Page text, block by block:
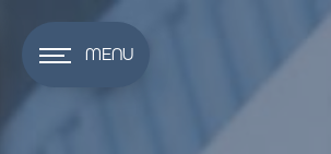
MENU
Panneau de gestion des cookies